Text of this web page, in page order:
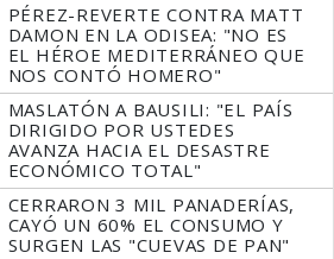
PÉREZ-REVERTE CONTRA MATT
DAMON EN LA ODISEA: "NO ES
EL HÉROE MEDITERRÁNEO QUE
NOS CONTÓ HOMERO"
MASLATÓN A BAUSILI: "EL PAÍS
DIRIGIDO POR USTEDES
AVANZA HACIA EL DESASTRE
ECONÓMICO TOTAL"
CERRARON 3 MIL PANADERÍAS,
CAYÓ UN 60% EL CONSUMO Y
SURGEN LAS "CUEVAS DE PAN"